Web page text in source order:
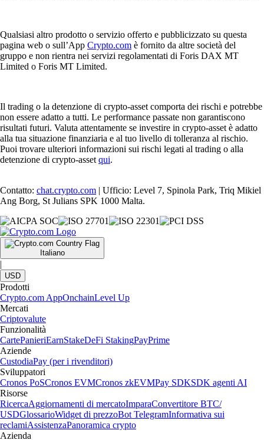
Qualsiasi altro prodotto o servizio offerto e pubblicizzato su questa
pagina web o sull’App Crypto.com è fornito da altre società del
gruppo e non rientra nei servizi regolamentati di Foris DAX MT
Limited o Foris MT Limited.
Il trading o la detenzione di crypto-asset comporta dei rischi e potrebbe
non essere adatto a tutti. Le performance passate non garantiscono
risultati futuri. Valuta attentamente se investire in crypto-asset è adatto
alla tua situazione finanziaria e al tuo livello di tolleranza al rischio.
Puoi trovare ulteriori informazioni sui rischi legati al trading o alla
detenzione di crypto-asset qui.
Contatto: chat.crypto.com | Ufficio: Level 7, Spinola Park, Triq Mikiel
Ang Borg, St Julians SPK 1000 Malta.
Italiano
|
USD
Prodotti
Crypto.com AppOnchainLevel Up
Mercati
Criptovalute
Funzionalità
CartePanieriEarnStakeDeFi StakingPayPrime
Aziende
CustodiaPay (per i rivenditori)
Sviluppatori
Cronos PoSCronos EVMCronos zkEVMPay SDKSDK agenti AI
Risorse
RicercaAggiornamenti di mercatoImparaConvertitore BTC/
USDGlossarioWidget di prezzoBot TelegramInformativa sui
reclamiAssistenzaPanoramica crypto
Azienda